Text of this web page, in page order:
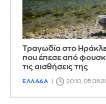
Τραγωδία στο
που έπεσε από
τις αισθήσεις της
ΕΛΛΑΔΑ 20:10,